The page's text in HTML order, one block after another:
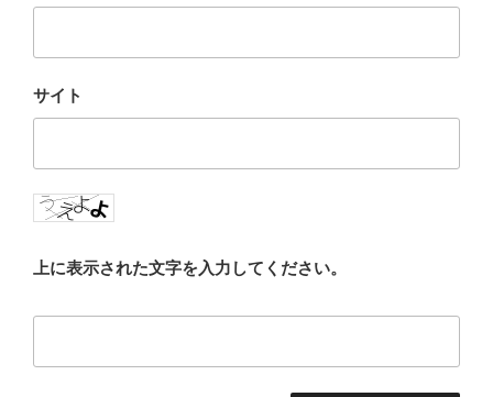
サイト
上に表示された文字を入力してください。